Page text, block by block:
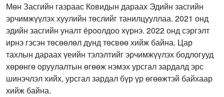
Мөн Засгийн газраас Ковидын дараах Эдийн засгийн
эрчимжүүлэх хуулийн төслийг танилцууллаа. 2021 онд
эдийн засгийн уналт ёроолдоо хүрнэ. 2022 онд сэргэлт
ирнэ гэсэн төсөөлөл дунд төсвөө хийж байна. Цар
тахлын дараах үеийн тэлэлтийг эрчимжүүлэх бодлогууд
хөрөнгө оруулалтын өгөөж нэмэх урсгал зардалд эрс
шинэчлэл хийх, урсгал зардал бүр үр өгөөжтэй байхаар
хийж байна.